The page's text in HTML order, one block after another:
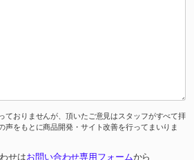
ておりませんが、頂いたご意見はスタッフがすべて拝
声をもとに商品開発・サイト改善を行ってまいりま
せはお問い合わせ専用フォームから